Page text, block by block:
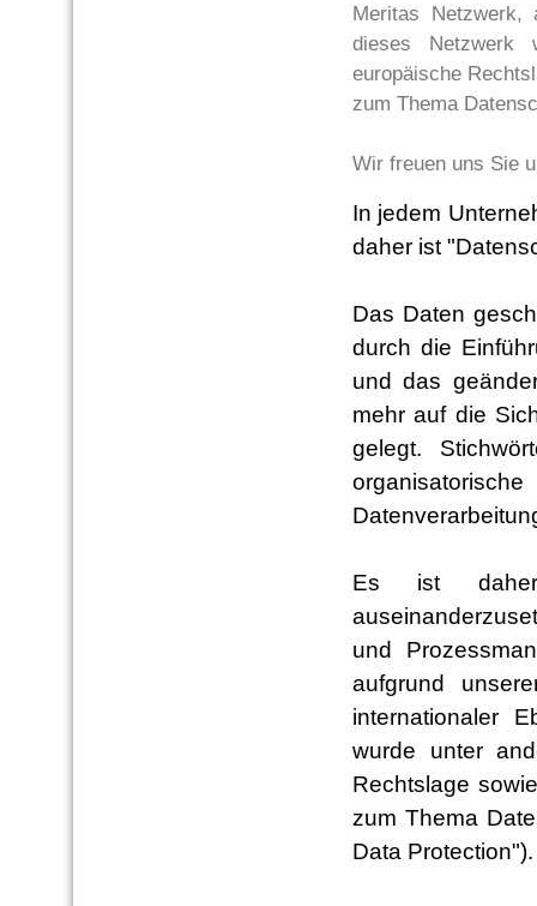
Meritas Netzwerk,
dieses Netzwerk
europäische
zum Thema
Wir freuen uns Sie
In jedem
daher ist
Das Daten
durch die
und das
mehr auf die
gelegt.
Es ist
und
aufgrund
internationaler
wurde unter
Rechtslage
zum Thema
Data Protection").